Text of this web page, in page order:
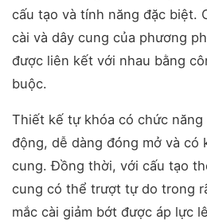
cấu tạo và tính năng đặc biệt.
cài và dây cung của phương
được liên kết với nhau bằng
buộc.
Thiết kế tự khóa có chức
động, dễ dàng đóng mở và có
cung. Đồng thời, với cấu tạo
cung có thể trượt tự do trong
mắc cài giảm bớt được áp lực